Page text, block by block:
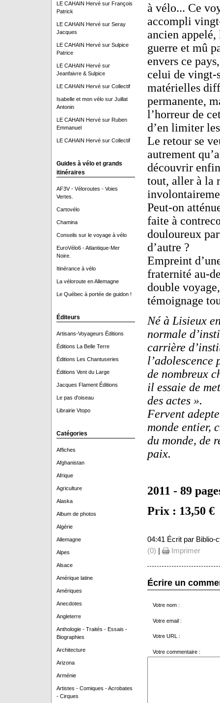
LE CAHAIN Hervésur François
Patrick
LE CAHAIN Hervésur Seray
Jacques
LE CAHAIN Hervésur Sulpice
Patrice
LE CAHAIN Hervésur
Jeanfaivre & Sulpice
LE CAHAIN Hervésur Collectif
Isabelle et mon vélosur Juillat
Antonin
LE CAHAIN Hervésur Ruben
Emmanuel
LE CAHAIN Hervésur Collectif
Guides à vélo et grands
itinéraires
AF3V - Véloroutes - Voies
Vertes.
Cartovélo
Chamina
Conseils sur le voyage à vélo
EuroVélo6 - Atlantique-Mer
Noire.
Itinérance à vélo
La véloroute en Allemagne
Le Québec à portée de guidon !
Éditeurs
Artisans-Voyageurs Éditions
Éditions La Belle Terre
Éditions Les Chantuseries
Éditions Vent du Large
Jacques Flament Éditions
Le pas d'oiseau
Librairie Vtopo
Catégories
Affiches
Afghanistan
Afrique
Agriculture
Alaska
Album de photos
Algérie
Allemagne
Alpes
Alsace
Amérique latine
Amériques
Anecdotes
Angleterre
Anthologie - Traités - Essais -
Biographies
Architecture
Arizona
Arménie
Artistes - Comiques - Acrobates
- Cirques
à vélo... Ce
accompli
ancien
guerre et mû
envers ce
celui de vingt-
matérielles
permanente,
l’horreur de
d’en limiter
Le retour se
autrement
découvrir
tout, aller à la
Peut-on
faite à
douloureux
d’autre ?
Empreint
fraternité au-
double
témoignage
Né à Lisieux
normale
carrière
de nombreux
il essaie de
des actes ».
Fervent
monde entier,
du monde, de
paix.
2011 - 89
Prix : 13,50 €
04:41 Écrit par Biblio-
(0) | Imprimer
Écrire un
Votre nom :
Votre email :
Votre URL :
Votre commentaire :